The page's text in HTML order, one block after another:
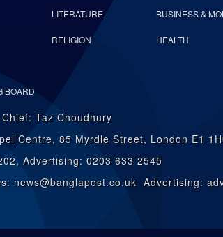
LITERATURE BUSINESS &
RELIGION HEALTH
BOARD
Taz Choudhury
Centre, 85 Myrdle Street, London E1
Advertising: 0203 633 2545
news@banglapost.co.uk Advertising: